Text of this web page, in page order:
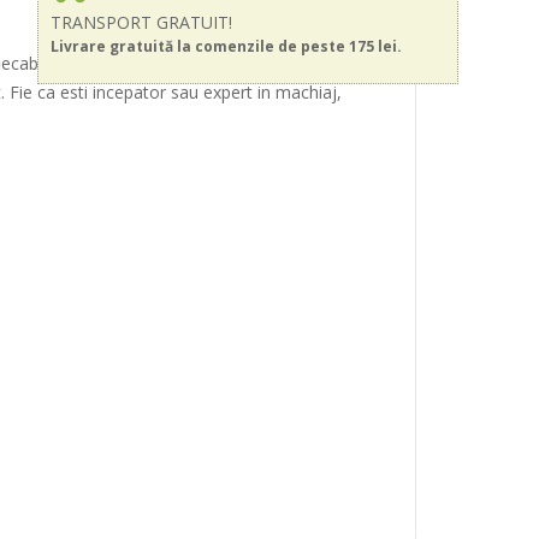
TRANSPORT GRATUIT!
Livrare gratuită la comenzile de peste 175 lei.
de lunga durata!
ca esti incepator sau expert in machiaj,